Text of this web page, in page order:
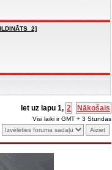
Iet uz lapu 1, 2 Nākošais
Visi laiki ir GMT + 3 Stundas